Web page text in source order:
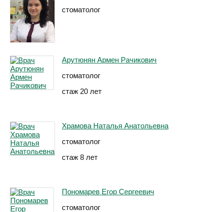
стоматолог
Арутюнян Армен Рачикович
стоматолог
стаж 20 лет
Храмова Наталья Анатольевна
стоматолог
стаж 8 лет
Пономарев Егор Сергеевич
стоматолог